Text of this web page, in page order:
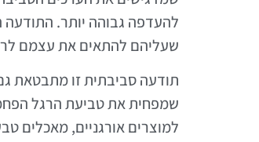
להעדפה גבוהה יותר.
שעליהם להתאים את עצמם
תודעה סביבתית זו מתבטאת
שמפחית את טביעת הרגל
למוצרים אורגניים, מאכלים